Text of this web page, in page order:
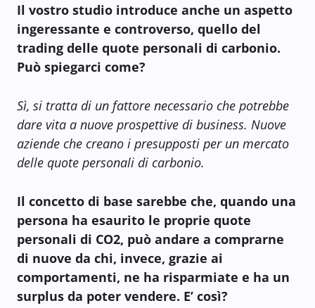
Il vostro studio introduce anche un aspetto
ingeressante e controverso, quello del
trading delle quote personali di carbonio.
Può spiegarci come?
Sì, si tratta di un fattore necessario che potrebbe
dare vita a nuove prospettive di business. Nuove
aziende che creano i presupposti per un mercato
delle quote personali di carbonio.
Il concetto di base sarebbe che, quando una
persona ha esaurito le proprie quote
personali di CO2, può andare a comprarne
di nuove da chi, invece, grazie ai
comportamenti, ne ha risparmiate e ha un
surplus da poter vendere. E’ così?